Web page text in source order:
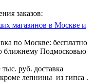
заказов:
магазинов в Москве и
по Москве: бесплатно
ближнему Подмосковью
руб. доставка
лепнины из гипса .